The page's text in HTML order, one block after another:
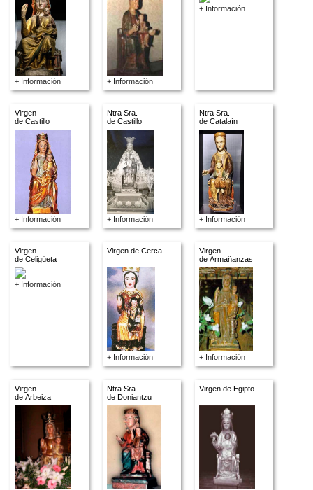
+ Información + Información
+ Información
Virgen
de Castillo
+ Información
Ntra Sra.
de Castillo
+ Información
Ntra Sra.
de Catalaín
+ Información
Virgen
de Celigüeta
+ Información
Virgen de Cerca
+ Información
Virgen
de Armañanzas
+ Información
Virgen
de Arbeiza
Ntra Sra.
de Doniantzu
Virgen de Egipto